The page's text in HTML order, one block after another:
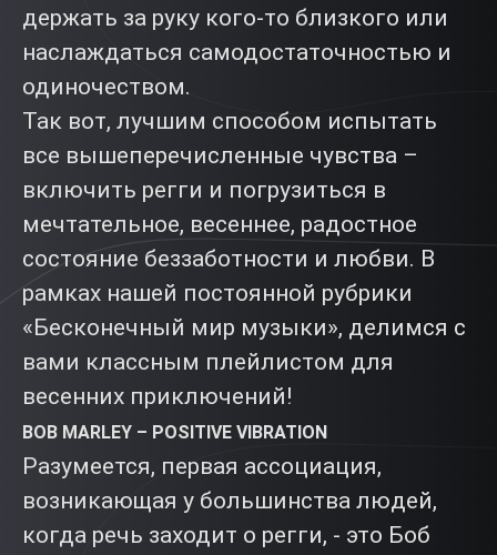
держать за руку кого-то близкого или
наслаждаться самодостаточностью и
одиночеством.
Так вот, лучшим способом испытать
все вышеперечисленные чувства –
включить регги и погрузиться в
мечтательное, весеннее, радостное
состояние беззаботности и любви. В
рамках нашей постоянной рубрики
«Бесконечный мир музыки», делимся с
вами классным плейлистом для
весенних приключений!
BOB MARLEY – POSITIVE VIBRATION
Разумеется, первая ассоциация,
возникающая у большинства людей,
когда речь заходит о регги, - это Боб